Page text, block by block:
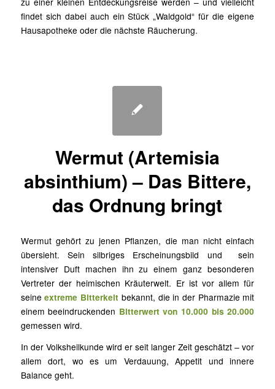
findet sich dabei auch ein Stück „Waldgold“ für die eigene
Hausapotheke oder die nächste Räucherung.
Wermut (Artemisia
absinthium) – Das Bittere,
das Ordnung bringt
Wermut gehört zu jenen Pflanzen, die man nicht einfach
übersieht. Sein silbriges Erscheinungsbild und sein
intensiver Duft machen ihn zu einem ganz besonderen
Vertreter der heimischen Kräuterwelt. Er ist vor allem für
seineextreme Bitterkeit bekannt, die in der Pharmazie mit
einem beeindruckenden Bitterwert von 10.000 bis 20.000
gemessen wird.
In der Volksheilkunde wird er seit langer Zeit geschätzt – vor
allem dort, wo es um Verdauung, Appetit und innere
Balance geht.